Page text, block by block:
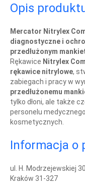
Opis
Mercator Nitrylex
diagnostyczne i
przedłużonym
Rękawice Nitrylex
rękawice nitrylowe,
zabiegach i pracy w
przedłużonemu
tylko dłoni, ale także
personelu
kosmetycznych.
Informacja o
ul. H. Modrzejewskiej 30
Kraków 31-327